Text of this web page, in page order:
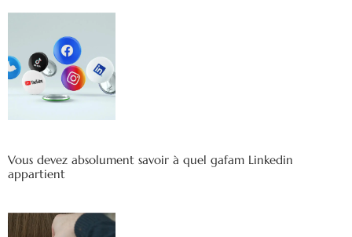
Vous devez absolument savoir à quel gafam Linkedin
appartient